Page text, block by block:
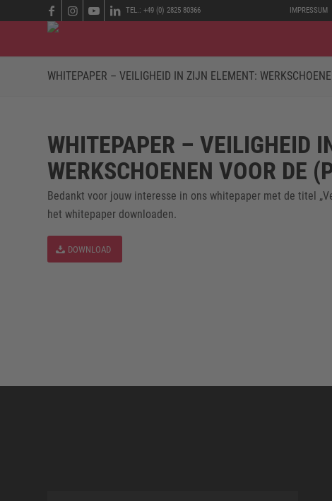
IMPRESSUM
TEL.: +49 (0) 2825 80366
WHITEPAPER – VEILIGHEID IN ZIJN ELEMENT:
WHITEPAPER – VEILIGHEID
WERKSCHOENEN VOOR DE
Bedankt voor jouw interesse in ons whitepaper met de titel
het whitepaper downloaden.
DOWNLOAD